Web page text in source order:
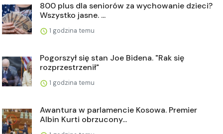
800 plus dla seniorów za wychowanie dzieci?
Wszystko jasne. ...
1 godzina temu
Pogorszył się stan Joe Bidena. "Rak się
rozprzestrzenił"
1 godzina temu
Awantura w parlamencie Kosowa. Premier
Albin Kurti obrzucony...